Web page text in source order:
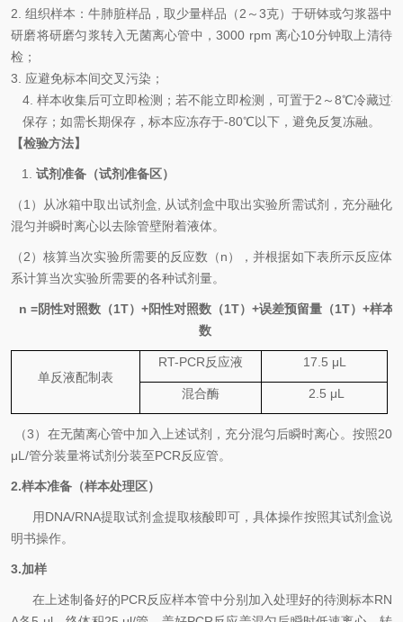
2. 组织样本：牛肺脏样品， 取少量样品（2 ～3克）于研钵或匀浆器中
研磨将研磨匀浆转入无菌离心管中，3000 rpm 离心10分钟取上清待
检 ；
3. 应避免标本间交叉污染 ；
4 样本收集后可立即检测；若不能立即检测，可置于2 ～8℃冷藏过
保存；如需长期保存，标本应冻存于-80℃以下，避免反复冻融。
【检验方法】
1. 试剂准备（试剂准备区）
（1 ）从冰箱中取出试剂盒
从试剂盒中取出实验所需试剂，充分融化
混匀并瞬时离心以去除管壁附着液体。
（2）核算当次实验所需要的反应数（n），并根据如下表所示反应体
系计算当次实验所需要的各种试剂量。
n =阴性对照数（1T） +阳性对照数（1T） +误差预留量（1T） +样本
数
单反液配制表
RT-PCR反应液 17.5 μL
混合酶 2.5 μL
（3） 在无菌离心管中加入上述试剂，充分混匀后瞬时离心。按照20
μL/管分装量将试剂分装至PCR反应管。
2.样本准备（样本处理区）
用DNA/RNA提取试剂盒提取核酸即可 ，具体操作按照其试剂盒说
明书操作。
3.加样
在上述制备好的PCR反应样本管中分别加入处理好的待测标本RN